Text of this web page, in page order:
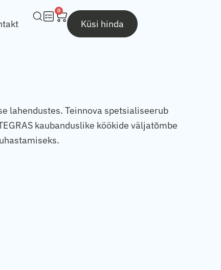
0
Küsi hinda
lahendustes. Teinnova spetsialiseerub
kaubanduslike köökide väljatõmbe